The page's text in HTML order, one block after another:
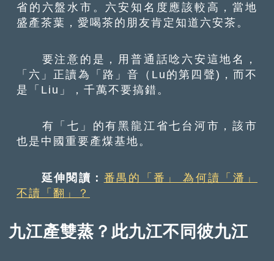
省的六盤水市。六安知名度應該較高，當地
盛產茶葉，愛喝茶的朋友肯定知道六安茶。
要注意的是，用普通話唸六安這地名，
「六」正讀為「路」音（Lu的第四聲)，而不
是「Liu」，千萬不要搞錯。
有「七」的有黑龍江省七台河市，該市
也是中國重要產煤基地。
延伸閱讀： 番禺的「番」 為何讀「潘」
不讀「翻」？
九江產雙蒸？此九江不同彼九江